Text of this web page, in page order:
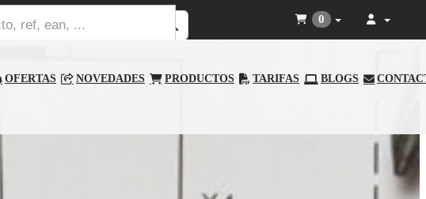
OFERTAS NOVEDADES PRODUCTOS TARIFAS BLOGS
0